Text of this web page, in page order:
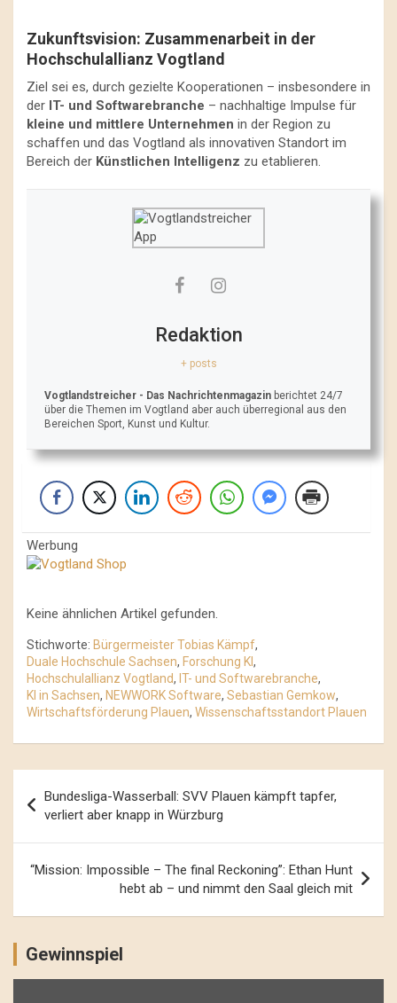
Zukunftsvision: Zusammenarbeit in der
Hochschulallianz Vogtland
Ziel sei es, durch gezielte Kooperationen – insbesondere in
der IT- und Softwarebranche – nachhaltige Impulse für
kleine und mittlere Unternehmen in der Region zu
schaffen und das Vogtland als innovativen Standort im
Bereich der Künstlichen Intelligenz zu etablieren.
Redaktion
+ posts
Vogtlandstreicher - Das Nachrichtenmagazin berichtet 24/7
über die Themen im Vogtland aber auch überregional aus den
Bereichen Sport, Kunst und Kultur.
Werbung
Keine ähnlichen Artikel gefunden.
Stichworte: Bürgermeister Tobias Kämpf,
Duale Hochschule Sachsen, Forschung KI,
Hochschulallianz Vogtland, IT- und Softwarebranche,
KI in Sachsen, NEWWORK Software, Sebastian Gemkow,
Wirtschaftsförderung Plauen, Wissenschaftsstandort Plauen
Navigation
Bundesliga-Wasserball: SVV Plauen kämpft tapfer,
verliert aber knapp in Würzburg
“Mission: Impossible – The final Reckoning”: Ethan Hunt
hebt ab – und nimmt den Saal gleich mit
Gewinnspiel